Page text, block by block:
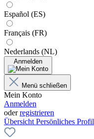
Español (ES)
Français (FR)
Nederlands (NL)
Anmelden
Menü schließen
Mein Konto
Anmelden
oderregistrieren
Übersicht Persönliches Profil